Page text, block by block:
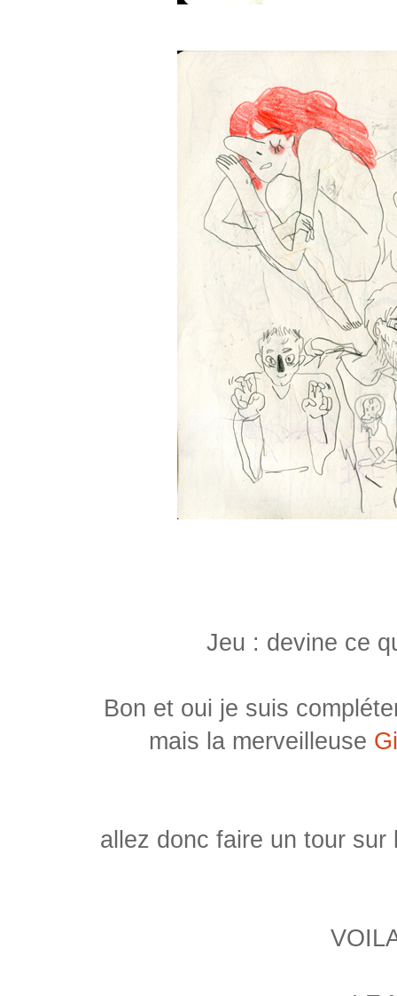
Jeu : devine ce
Bon et oui je suis
mais la merveilleuse
allez donc faire un tour